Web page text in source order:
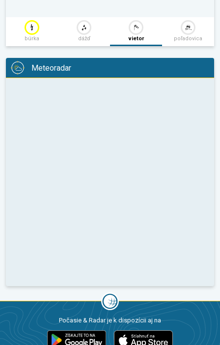
búrka dážď vietor poľadovica
Meteoradar
Počasie & Radar je k dispozícii aj na